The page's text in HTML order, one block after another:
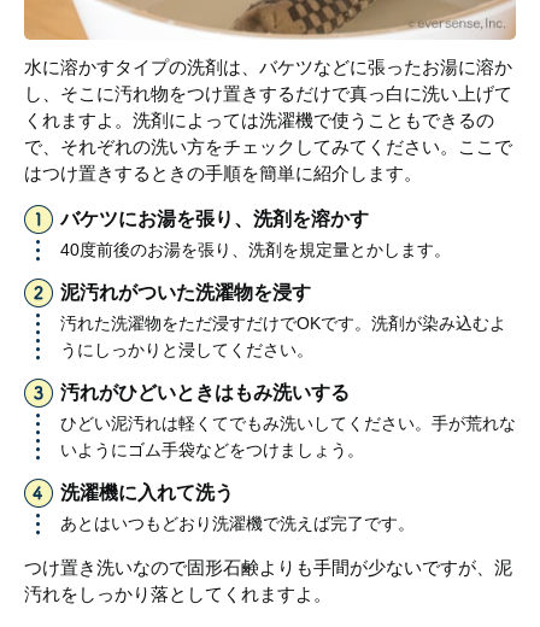
水に溶かすタイプの洗剤は、バケツなどに張ったお湯に溶か
し、そこに汚れ物をつけ置きするだけで真っ白に洗い上げて
くれますよ。洗剤によっては洗濯機で使うこともできるの
で、それぞれの洗い方をチェックしてみてください。ここで
はつけ置きするときの手順を簡単に紹介します。
バケツにお湯を張り、洗剤を溶かす
40度前後のお湯を張り、洗剤を規定量とかします。
泥汚れがついた洗濯物を浸す
汚れた洗濯物をただ浸すだけでOKです。洗剤が染み込むよ
うにしっかりと浸してください。
汚れがひどいときはもみ洗いする
ひどい泥汚れは軽くてでもみ洗いしてください。手が荒れな
いようにゴム手袋などをつけましょう。
洗濯機に入れて洗う
あとはいつもどおり洗濯機で洗えば完了です。
つけ置き洗いなので固形石鹸よりも手間が少ないですが、泥
汚れをしっかり落としてくれますよ。